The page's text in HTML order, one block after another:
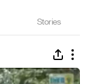
Stories